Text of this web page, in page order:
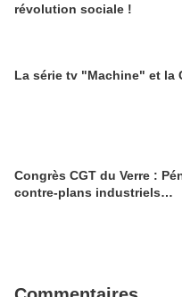
révolution sociale !
La série tv "Machine" et la
Congrès CGT du Verre :
contre-plans industriels…